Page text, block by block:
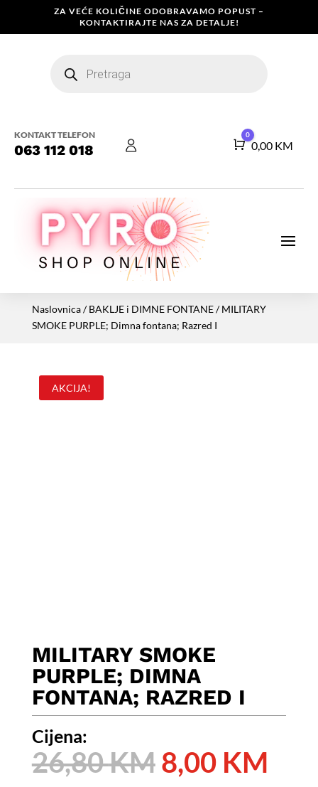
ZA VEĆE KOLIČINE ODOBRAVAMO POPUST –
KONTAKTIRAJTE NAS ZA DETALJE!
search
KONTAKT TELEFON
063 112 018 Košarica
0
0,00 KM
Naslovnica/BAKLJE i DIMNE FONTANE/ MILITARY
SMOKE PURPLE; Dimna fontana; Razred I
AKCIJA!
MILITARY SMOKE
PURPLE; DIMNA
FONTANA; RAZRED I
Cijena:
26,80KMIzvorna
cijena
8,00 KM